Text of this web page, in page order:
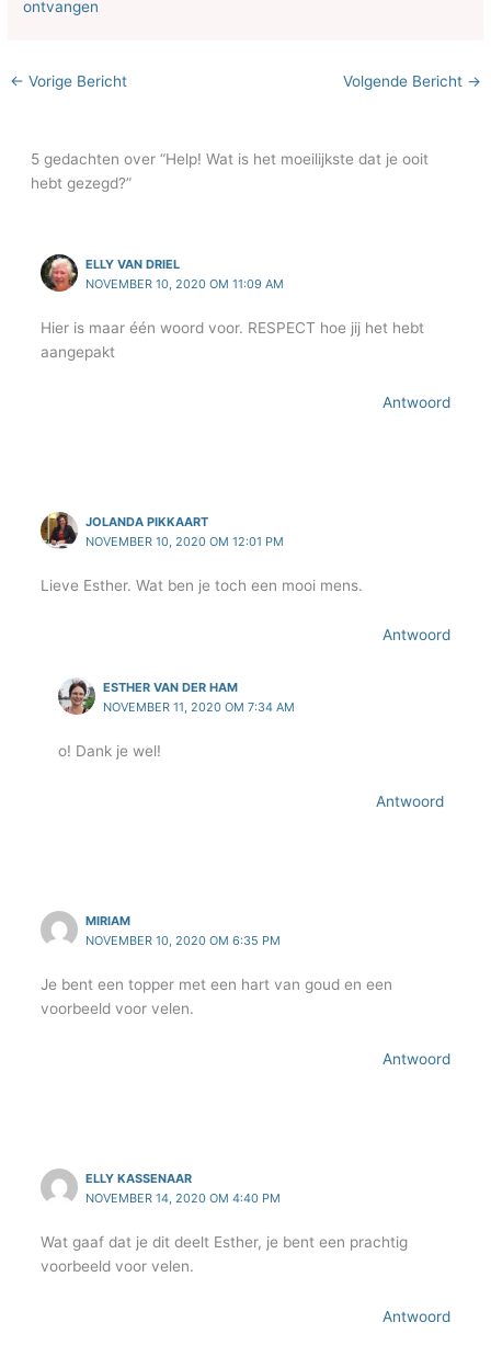
ontvangen
← Vorige Bericht Volgende Bericht →
5 gedachten over “Help! Wat is het moeilijkste dat je ooit
hebt gezegd?”
ELLY VAN DRIEL
NOVEMBER 10, 2020 OM 11:09 AM
Hier is maar één woord voor. RESPECT hoe jij het hebt
aangepakt
Antwoord
JOLANDA PIKKAART
NOVEMBER 10, 2020 OM 12:01 PM
Lieve Esther. Wat ben je toch een mooi mens.
Antwoord
ESTHER VAN DER HAM
NOVEMBER 11, 2020 OM 7:34 AM
o! Dank je wel!
Antwoord
MIRIAM
NOVEMBER 10, 2020 OM 6:35 PM
Je bent een topper met een hart van goud en een
voorbeeld voor velen.
Antwoord
ELLY KASSENAAR
NOVEMBER 14, 2020 OM 4:40 PM
Wat gaaf dat je dit deelt Esther, je bent een prachtig
voorbeeld voor velen.
Antwoord